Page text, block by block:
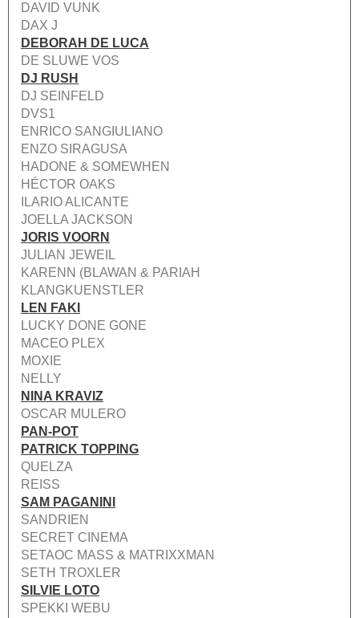
DAVID VUNK
DAX J
DEBORAH DE LUCA
DE SLUWE VOS
DJ RUSH
DJ SEINFELD
DVS1
ENRICO SANGIULIANO
ENZO SIRAGUSA
HADONE & SOMEWHEN
HÉCTOR OAKS
ILARIO ALICANTE
JOELLA JACKSON
JORIS VOORN
JULIAN JEWEIL
KARENN (BLAWAN & PARIAH
KLANGKUENSTLER
LEN FAKI
LUCKY DONE GONE
MACEO PLEX
MOXIE
NELLY
NINA KRAVIZ
OSCAR MULERO
PAN-POT
PATRICK TOPPING
QUELZA
REISS
SAM PAGANINI
SANDRIEN
SECRET CINEMA
SETAOC MASS & MATRIXXMAN
SETH TROXLER
SILVIE LOTO
SPEKKI WEBU